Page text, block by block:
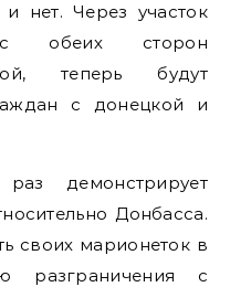
нет. Через участок
обеих сторон
теперь будут
с донецкой и
демонстрирует
Донбасса.
своих марионеток в
разграничения с